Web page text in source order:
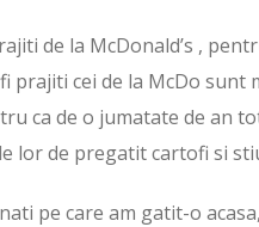
de la McDonald’s ,
cei de la McDo sunt
ca de o jumatate de an
lor de pregatit cartofi si
pe care am gatit-o